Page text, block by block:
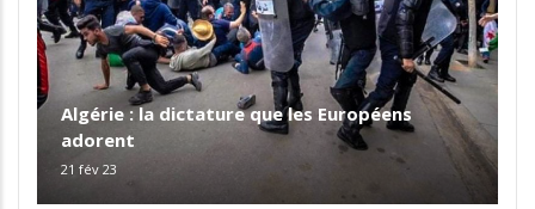
Algérie : la dictature que les Européens
adorent
21 fév 23